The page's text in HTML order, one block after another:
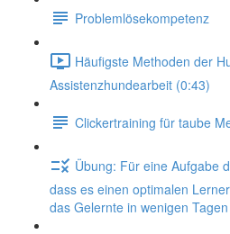
Problemlösekompetenz
Häufigste Methoden der
Assistenzhundearbeit (0:43)
Clickertraining für taube
Übung: Für eine Aufgabe
dass es einen optimalen
das Gelernte in wenigen